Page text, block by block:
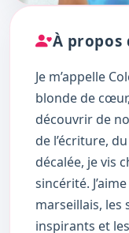
À propos
Je m’appelle
blonde de
découvrir de
de l’écriture,
décalée, je vis
sincérité.
marseillais, les
inspirants et